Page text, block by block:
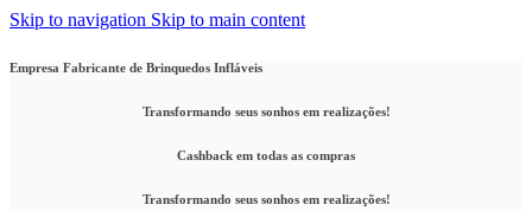
Skip to navigation Skip to main content
Empresa Fabricante de Brinquedos Infláveis
Transformando seus sonhos em realizações!
Cashback em todas as compras
Transformando seus sonhos em realizações!